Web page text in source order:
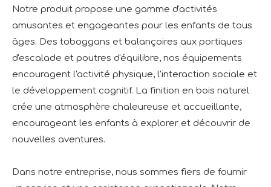
Notre produit propose une gamme d'activités
amusantes et engageantes pour les enfants de tous
âges. Des toboggans et balançoires aux portiques
d'escalade et poutres d'équilibre, nos équipements
encouragent l'activité physique, l'interaction sociale et
le développement cognitif. La finition en bois naturel
crée une atmosphère chaleureuse et accueillante,
encourageant les enfants à explorer et découvrir de
nouvelles aventures.
Dans notre entreprise, nous sommes fiers de fournir